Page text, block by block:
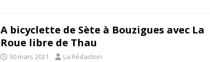
A bicyclette de Sète à Bouzigues avec La
Roue libre de Thau
30 mars 2021 La Rédaction